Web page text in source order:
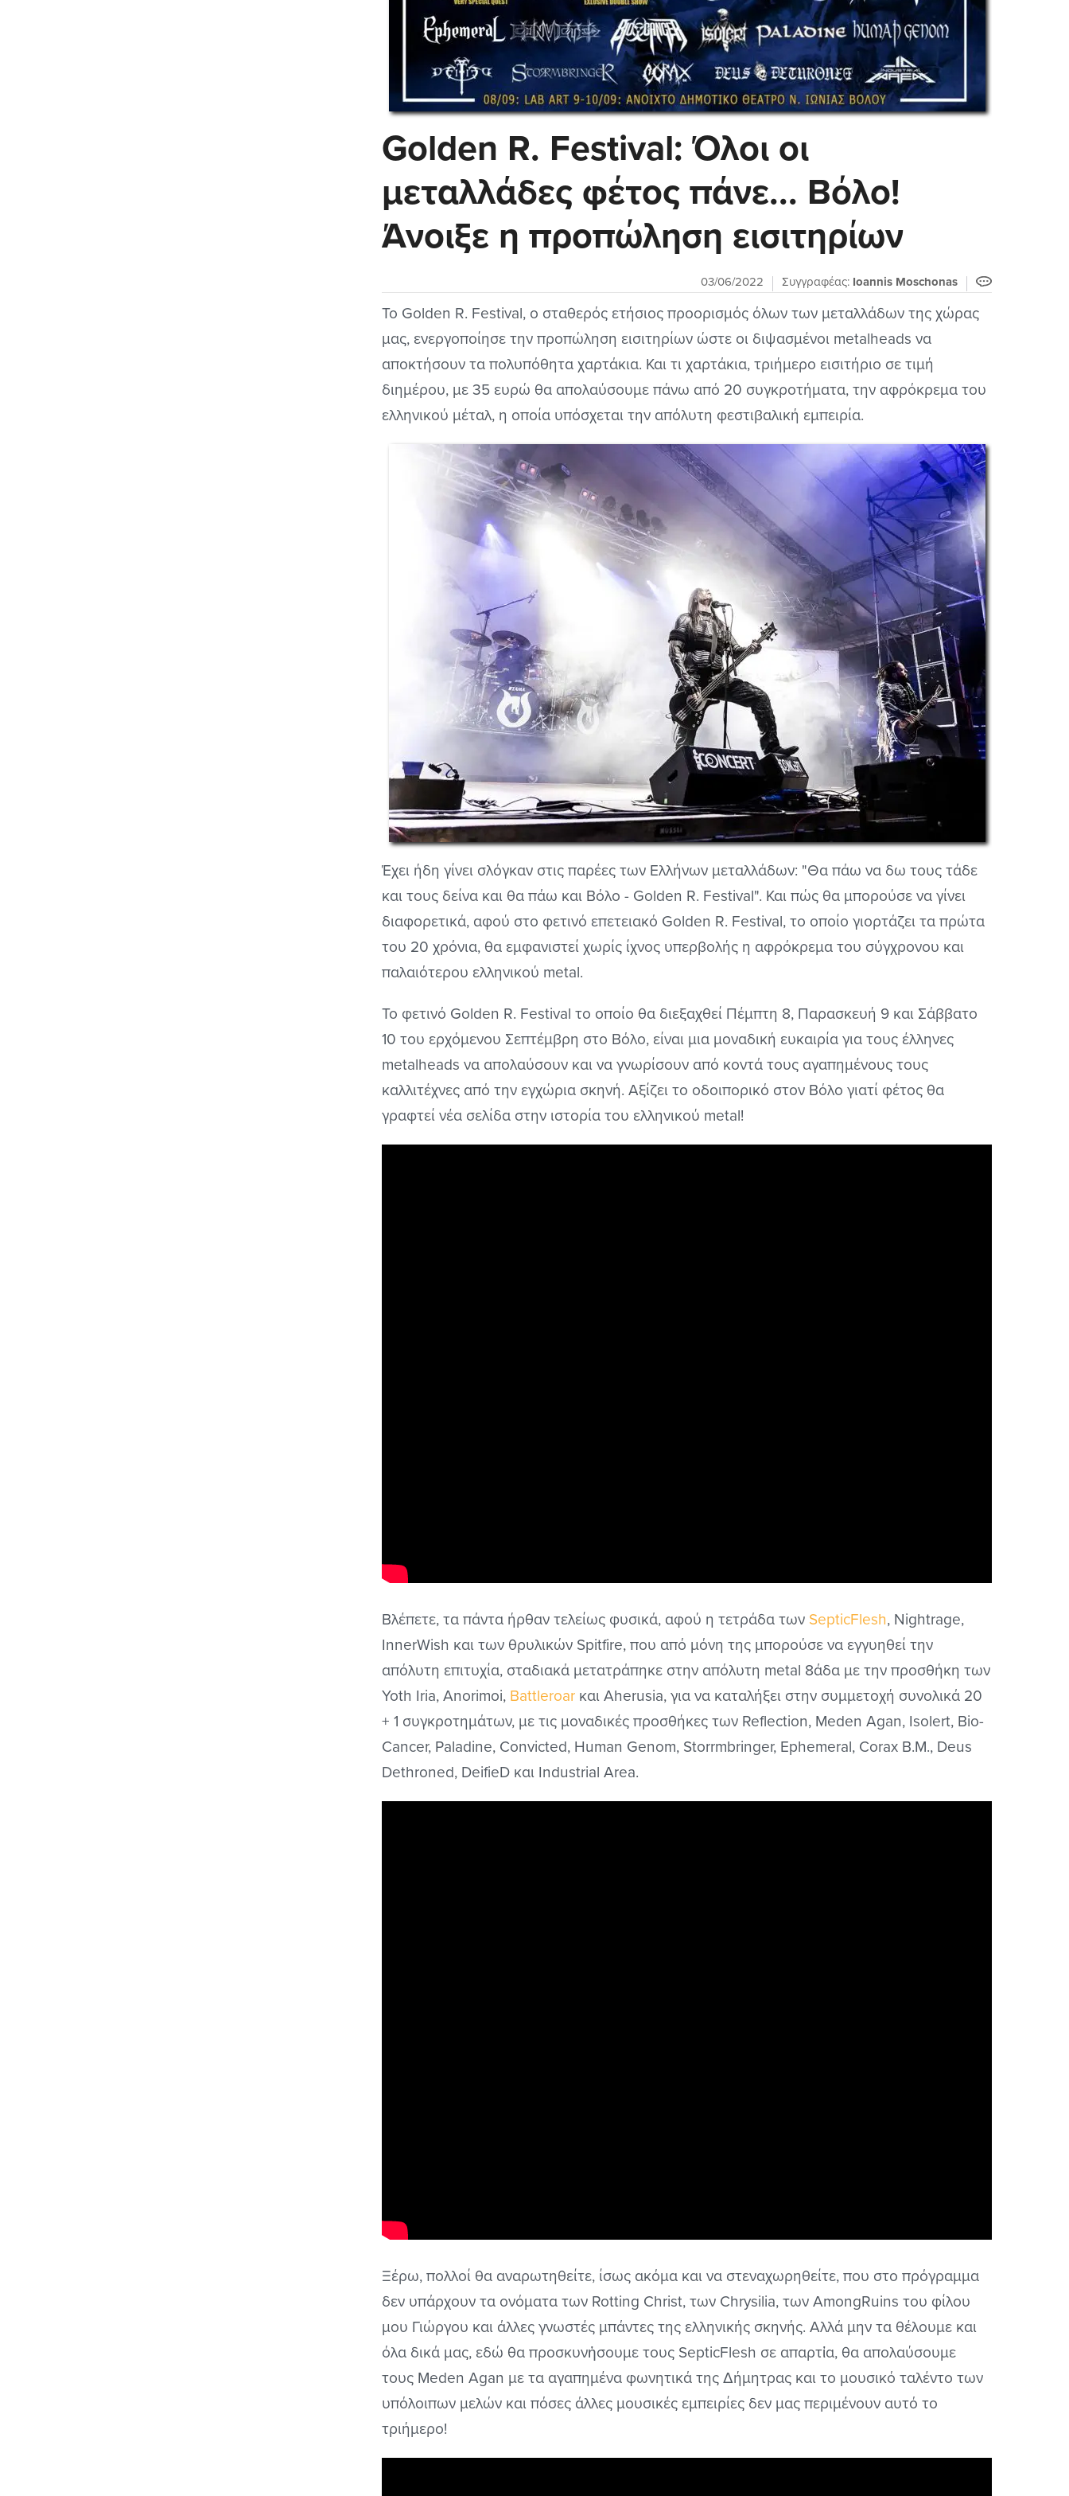
Golden R. Festival: Όλοι οι
μεταλλάδες φέτος πάνε... Βόλο!
Άνοιξε η προπώληση εισιτηρίων
03/06/2022 Συγγραφέας: Ioannis Moschonas
Το Golden R. Festival, ο σταθερός ετήσιος προορισμός όλων των μεταλλάδων της χώρας
μας, ενεργοποίησε την προπώληση εισιτηρίων ώστε οι διψασμένοι metalheads να
αποκτήσουν τα πολυπόθητα χαρτάκια. Και τι χαρτάκια, τριήμερο εισιτήριο σε τιμή
διημέρου, με 35 ευρώ θα απολαύσουμε πάνω από 20 συγκροτήματα, την αφρόκρεμα του
ελληνικού μέταλ, η οποία υπόσχεται την απόλυτη φεστιβαλική εμπειρία.
Έχει ήδη γίνει σλόγκαν στις παρέες των Ελλήνων μεταλλάδων: "Θα πάω να δω τους τάδε
και τους δείνα και θα πάω και Βόλο - Golden R. Festival". Και πώς θα μπορούσε να γίνει
διαφορετικά, αφού στο φετινό επετειακό Golden R. Festival, το οποίο γιορτάζει τα πρώτα
του 20 χρόνια, θα εμφανιστεί χωρίς ίχνος υπερβολής η αφρόκρεμα του σύγχρονου και
παλαιότερου ελληνικού metal.
Το φετινό Golden R. Festival το οποίο θα διεξαχθεί Πέμπτη 8, Παρασκευή 9 και Σάββατο
10 του ερχόμενου Σεπτέμβρη στο Βόλο, είναι μια μοναδική ευκαιρία για τους έλληνες
metalheads να απολαύσουν και να γνωρίσουν από κοντά τους αγαπημένους τους
καλλιτέχνες από την εγχώρια σκηνή. Αξίζει το οδοιπορικό στον Βόλο γιατί φέτος θα
γραφτεί νέα σελίδα στην ιστορία του ελληνικού metal!
Βλέπετε, τα πάντα ήρθαν τελείως φυσικά, αφού η τετράδα των SepticFlesh, Nightrage,
InnerWish και των θρυλικών Spitfire, που από μόνη της μπορούσε να εγγυηθεί την
απόλυτη επιτυχία, σταδιακά μετατράπηκε στην απόλυτη metal 8άδα με την προσθήκη των
Yoth Iria, Anorimoi, Battleroar και Aherusia, για να καταλήξει στην συμμετοχή συνολικά 20
+ 1 συγκροτημάτων, με τις μοναδικές προσθήκες των Reflection, Meden Agan, Isolert, Bio-
Cancer, Paladine, Convicted, Human Genom, Storrmbringer, Ephemeral, Corax B.M., Deus
Dethroned, DeifieD και Industrial Area.
Ξέρω, πολλοί θα αναρωτηθείτε, ίσως ακόμα και να στεναχωρηθείτε, που στο πρόγραμμα
δεν υπάρχουν τα ονόματα των Rotting Christ, των Chrysilia, των AmongRuins του φίλου
μου Γιώργου και άλλες γνωστές μπάντες της ελληνικής σκηνής. Αλλά μην τα θέλουμε και
όλα δικά μας, εδώ θα προσκυνἠσουμε τους SepticFlesh σε απαρτἰα, θα απολαύσουμε
τους Meden Agan με τα αγαπημένα φωνητικά της Δήμητρας και το μουσικό ταλέντο των
υπόλοιπων μελών και πόσες άλλες μουσικές εμπειρίες δεν μας περιμένουν αυτό το
τριήμερο!